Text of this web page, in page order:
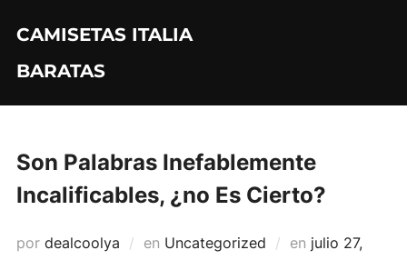
contenido
CAMISETAS ITALIA
BARATAS
Son Palabras Inefablemente
Incalificables, ¿no Es Cierto?
por dealcoolya en Uncategorized en Publicado
julio 27,